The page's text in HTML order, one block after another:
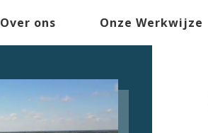
Over ons Onze Werkwijze